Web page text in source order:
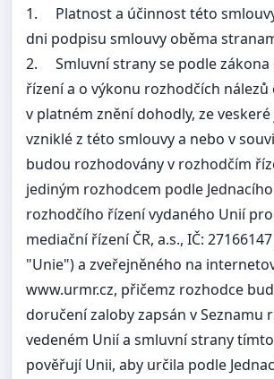
1.
Platnost a účinnost této
dni podpisu smlouvy oběma
2.
Smluvní strany se podle
řízení a o výkonu rozhodčích nálezů
v platném znění dohodly, ze
vzniklé z této smlouvy a nebo v
budou rozhodovány v rozhodčím
jediným rozhodcem podle
rozhodčího řízení vydaného Unií
mediační řízení ČR, a.s., IČ:
"Unie") a zveřejněného na
www.urmr.cz, přičemz rozhodce
doručení zaloby zapsán v Seznamu
vedeném Unií a smluvní strany
pověřují Unii, aby určila podle